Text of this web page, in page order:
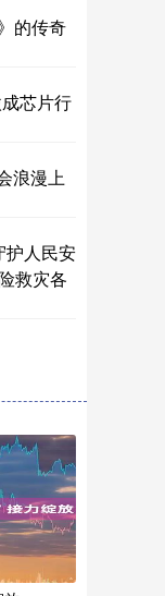
的传奇
芯片行
浪漫上
人民安
救灾各